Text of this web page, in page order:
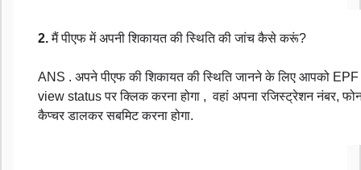
2.मैं पीएफ में अपनी शिकायत की स्थिति की जांच कैसे करूं?
ANS . अपने पीएफ की शिकायत की स्थिति जानने के लिए आपको
view status पर क्लिक करना होगा , वहां अपना रजिस्ट्रेशन नंबर,
कैप्चर डालकर सबमिट करना होगा.